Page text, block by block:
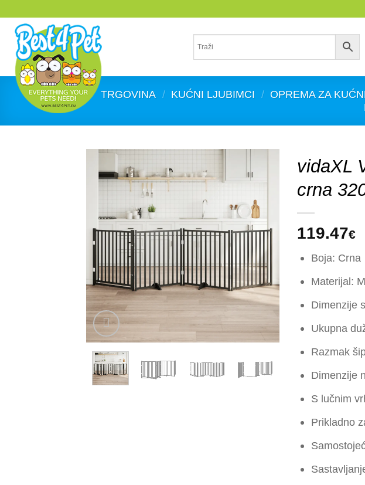
content
TRGOVINA / KUĆNI LJUBIMCI / OPREMA ZA
vidaXL
crna
119.47€
Boja: Crna
Materijal:
Dimenzije
Ukupna
Razmak
Dimenzije
S lučnim
Prikladno